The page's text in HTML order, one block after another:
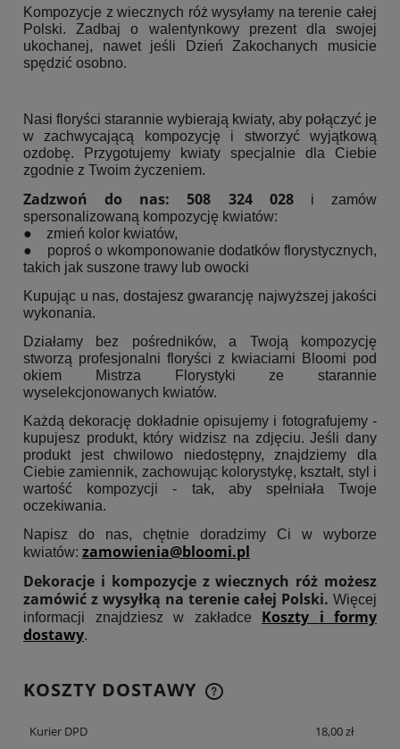
Kompozycje z wiecznych róż wysyłamy na terenie całej
Polski. Zadbaj o walentynkowy prezent dla swojej
ukochanej, nawet jeśli Dzień Zakochanych musicie
spędzić osobno.
Nasi floryści starannie wybierają kwiaty, aby połączyć je
w zachwycającą kompozycję i stworzyć wyjątkową
ozdobę. Przygotujemy kwiaty specjalnie dla Ciebie
zgodnie z Twoim życzeniem.
Zadzwoń do nas: 508 324 028i zamów
spersonalizowaną kompozycję kwiatów:
● zmień kolor kwiatów,
● poproś o wkomponowanie dodatków florystycznych,
takich jak suszone trawy lub owocki
Kupując u nas, dostajesz gwarancję najwyższej jakości
wykonania.
Działamy bez pośredników, a Twoją kompozycję
stworzą profesjonalni floryści z kwiaciarni Bloomi pod
okiem Mistrza Florystyki ze starannie
wyselekcjonowanych kwiatów.
Każdą dekorację dokładnie opisujemy i fotografujemy -
kupujesz produkt, który widzisz na zdjęciu. Jeśli dany
produkt jest chwilowo niedostępny, znajdziemy dla
Ciebie zamiennik, zachowując kolorystykę, kształt, styl i
wartość kompozycji - tak, aby spełniała Twoje
oczekiwania.
Napisz do nas, chętnie doradzimy Ci w wyborze
kwiatów: zamowienia@bloomi.pl
Dekoracje i kompozycje z wiecznych róż możesz
zamówić z wysyłką na terenie całej Polski. Więcej
informacji znajdziesz w zakładce Koszty i formy
dostawy.
KOSZTY DOSTAWY
CENA NIE ZAWIERA EWENTUALNYCH KOSZTÓW
Kurier DPD
18,00 zł